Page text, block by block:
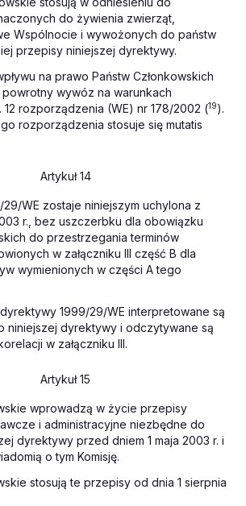
do żywienia zwierząt,
Wspólnocie i wywożonych do państw
przepisy niniejszej dyrektywy.
na prawo Państw Członkowskich
wywóz na warunkach
rozporządzenia (WE) nr 178/2002 (19).
rozporządzenia stosuje się mutatis
Artykuł 14
29/WE zostaje niniejszym uchylona z
r., bez uszczerbku dla obowiązku
do przestrzegania terminów
w załączniku III część B dla
wymienionych w części A tego
1999/29/WE interpretowane są
niniejszej dyrektywy i odczytywane są
w załączniku III.
Artykuł 15
wprowadzą w życie przepisy
i administracyjne niezbędne do
dyrektywy przed dniem 1 maja 2003 r. i
o tym Komisję.
stosują te przepisy od dnia 1 sierpnia